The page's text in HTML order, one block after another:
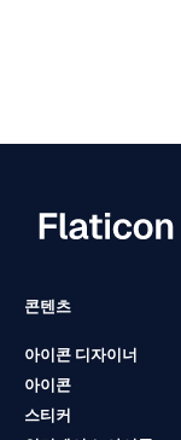
콘텐츠
아이콘 디자이너
아이콘
스티커